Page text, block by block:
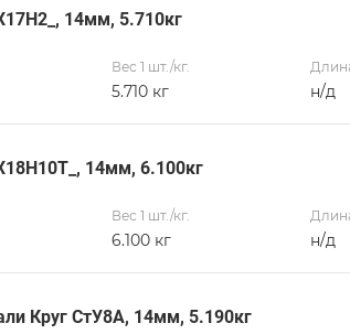
14мм, 5.710кг
Вес 1 шт./кг.
5.710 кг н/д
14мм, 6.100кг
Вес 1 шт./кг.
6.100 кг н/д
Круг СтУ8А, 14мм, 5.190кг